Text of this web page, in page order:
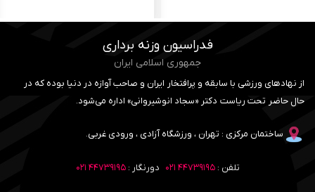
فدراسیون وزنه برداری
جمهوری اسلامی ایران
از نهادهای ورزشی با سابقه و پرافتخار ایران و صاحب آوازه در دنیا بوده که در
حال حاضر تحت ریاست دکتر «سجاد انوشیروانی» اداره می‌شود.
ساختمان مرکزی : تهران ، ورزشگاه آزادی ، ورودی غربی.
تلفن :۴۴۷۳۹۱۹۵ ۰۲۱ دورنگار :۴۴۷۳۹۱۹۵ ۰۲۱